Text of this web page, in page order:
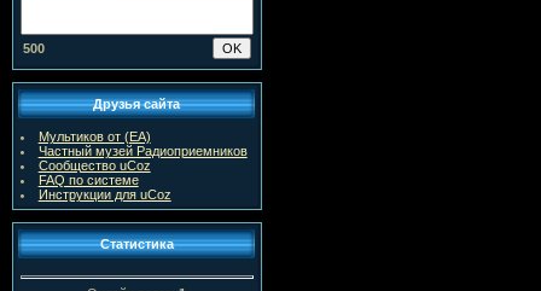
500
Друзья сайта
Мультиков от (ЕА)
Частный музей Радиоприемников
Сообщество uCoz
FAQ по системе
Инструкции для uCoz
Статистика